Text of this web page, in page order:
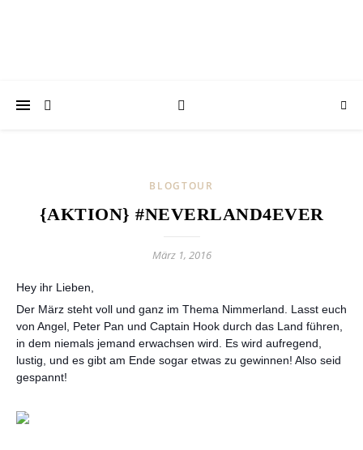
BLOGTOUR
{AKTION} #NEVERLAND4EVER
März 1, 2016
Hey ihr Lieben,
Der März steht voll und ganz im Thema Nimmerland. Lasst euch
von Angel, Peter Pan und Captain Hook durch das Land führen,
in dem niemals jemand erwachsen wird. Es wird aufregend,
lustig, und es gibt am Ende sogar etwas zu gewinnen! Also seid
gespannt!